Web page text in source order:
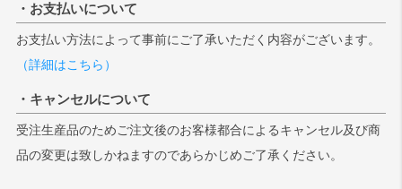
・お支払いについて
お支払い方法によって事前にご了承いただく内容がございます。
（詳細はこちら）
・キャンセルについて
受注生産品のためご注文後のお客様都合によるキャンセル及び商
品の変更は致しかねますのであらかじめご了承ください。